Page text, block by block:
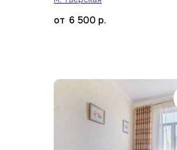
6 500 р.